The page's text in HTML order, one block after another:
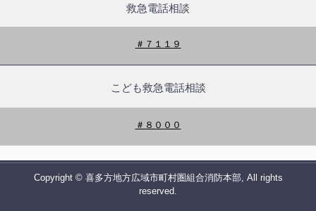
救急電話相談
＃７１１９
こども救急電話相談
＃８０００
Copyright © 喜多方地方広域市町村圏組合消防本部, All rights
reserved.